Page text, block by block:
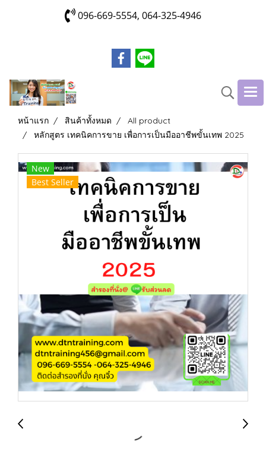
096-669-5554, 064-325-4946
หน้าแรก สินค้าทั้งหมด
All product
หลักสูตร เทคนิคการขาย เพื่อการเป็นมืออาชีพขั้นเทพ 2025
New
Best Seller